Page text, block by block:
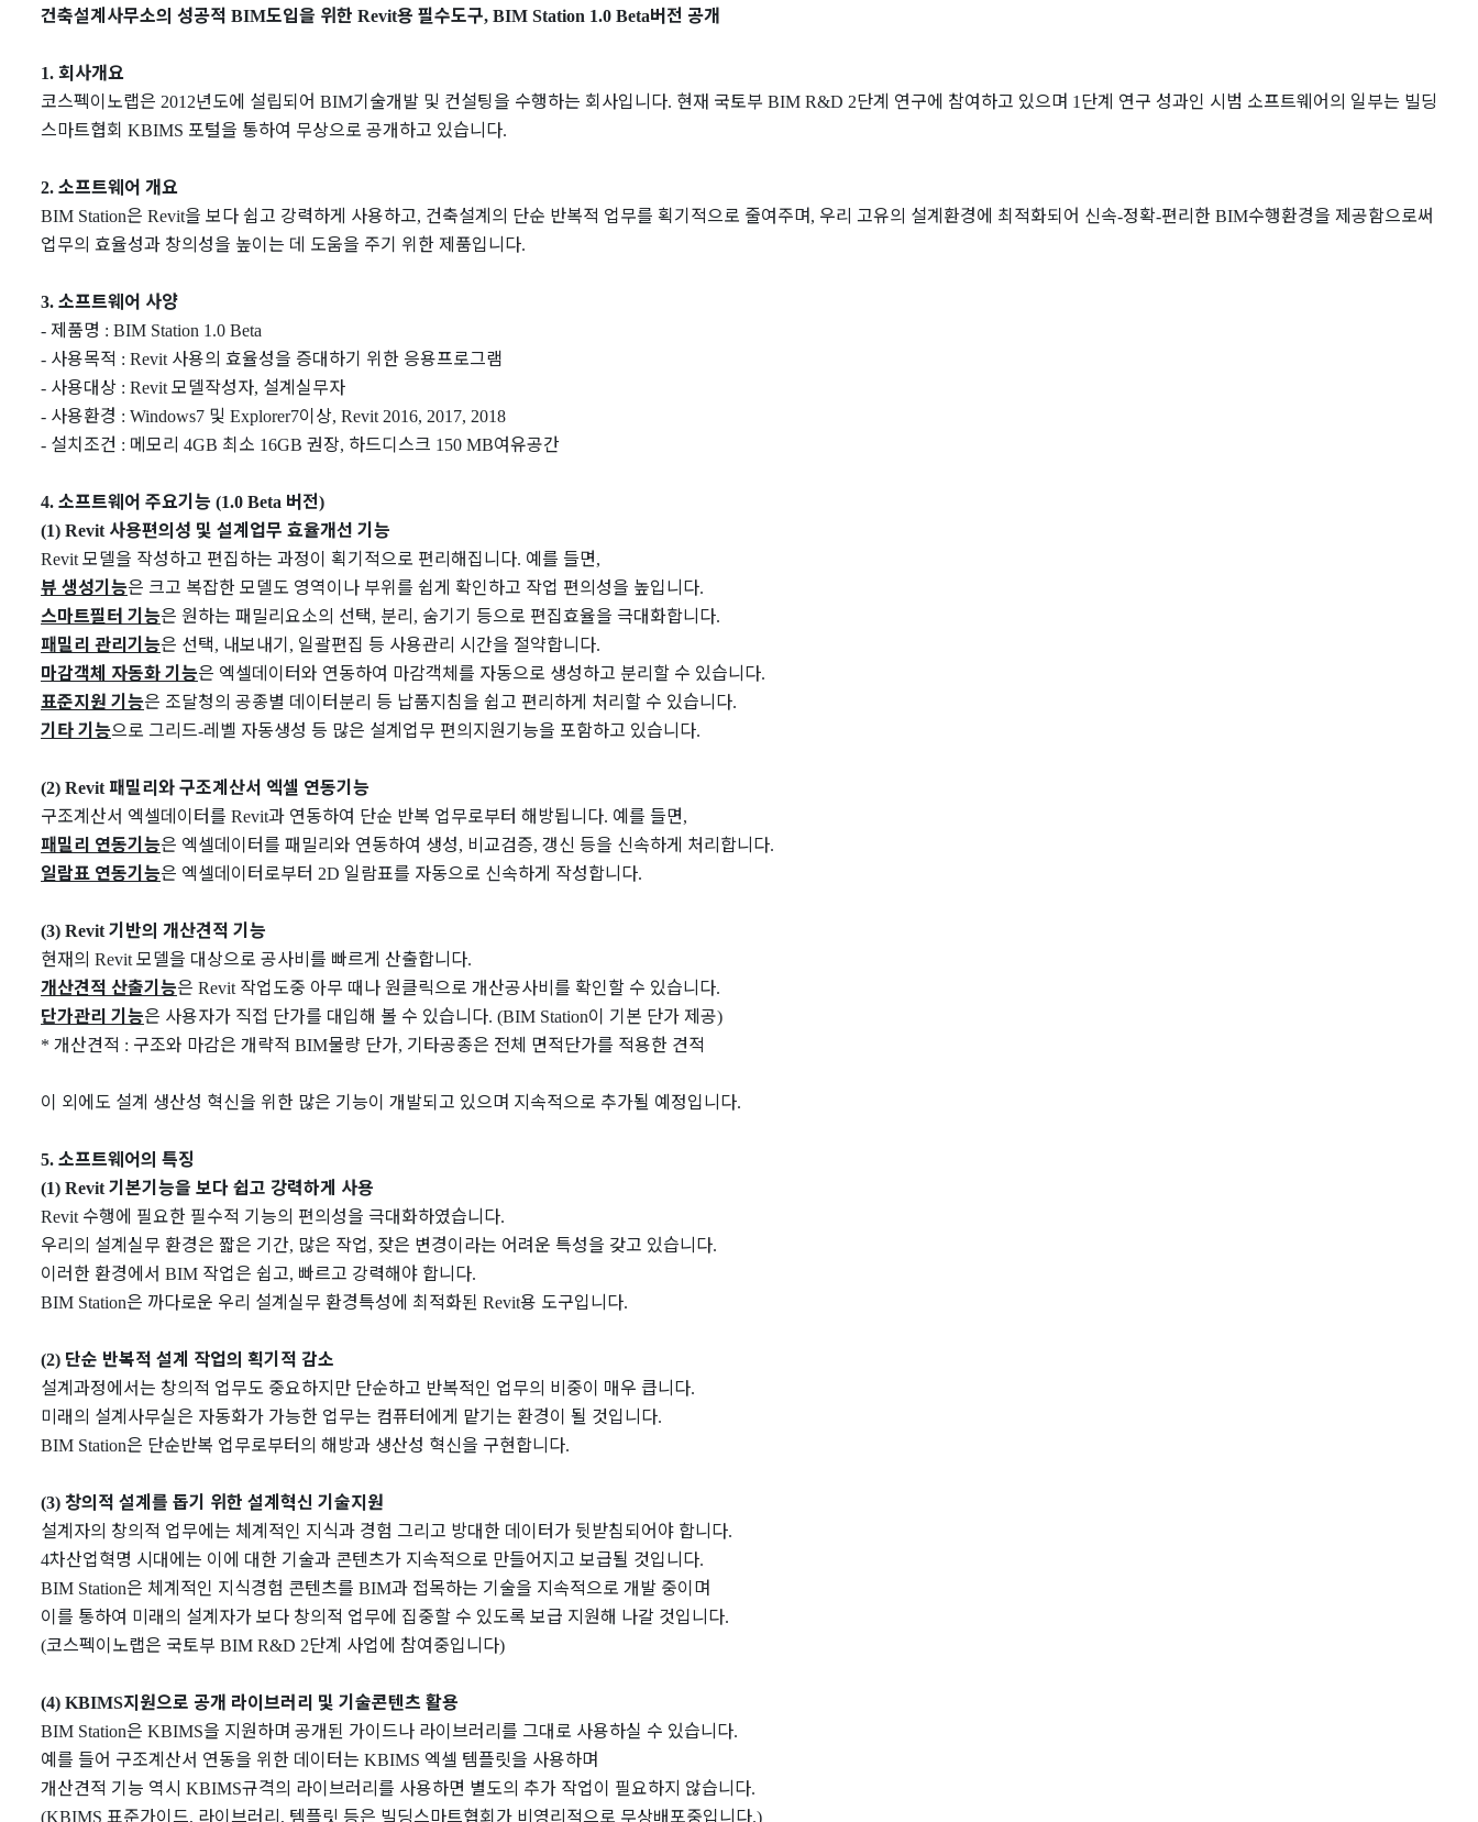
건축설계사무소의 성공적 BIM도입을 위한 Revit용 필수도구, BIM Station 1.0 Beta버전 공개
1. 회사개요
코스펙이노랩은 2012년도에 설립되어 BIM기술개발 및 컨설팅을 수행하는 회사입니다. 현재 국토부 BIM R&D 2단계 연구에 참여하고 있으며 1 단계 연구 성과인 시범 소프트웨어의 일부는 빌딩
스마트협회 KBIMS 포털을 통하여 무상으로 공개하고 있습니다.
2. 소프트웨어 개요
BIM Station은 Revit을 보다 쉽고 강력하게 사용하고, 건축설계의 단순 반복적 업무를 획기적으로 줄여주며, 우리 고유의 설계환경에 최적화되어 신속-정확-편리한 BIM수행환경을 제공함으로써
업무의 효율성과 창의성을 높이는 데 도움을 주기 위한 제품입니다.
3. 소프트웨어 사양
- 제품명 : BIM Station 1.0 Beta
- 사용목적 : Revit 사용의 효율성을 증대하기 위한 응용프로그램
- 사용대상 : Revit 모델작성자, 설계실무자
- 사용환경 : Windows7 및 Explorer7이상, Revit 2016, 2017, 2018
- 설치조건 : 메모리 4GB 최소 16GB 권장, 하드디스크 150 MB여유공간
4. 소프트웨어 주요기능 (1.0 Beta 버전)
(1) Revit 사용편의성 및 설계업무 효율개선 기능
Revit 모델을 작성하고 편집하는 과정이 획기적으로 편리해집니다. 예를 들면,
뷰 생성기능은 크고 복잡한 모델도 영역이나 부위를 쉽게 확인하고 작업 편의성을 높입니다.
스마트필터 기능은 원하는 패밀리요소의 선택, 분리, 숨기기 등으로 편집효율을 극대화합니다.
패밀리 관리기능은 선택, 내보내기, 일괄편집 등 사용관리 시간을 절약합니다.
마감객체 자동화 기능은 엑셀데이터와 연동하여 마감객체를 자동으로 생성하고 분리할 수 있습니다.
표준지원 기능은 조달청의 공종별 데이터분리 등 납품지침을 쉽고 편리하게 처리할 수 있습니다.
기타 기능으로 그리드-레벨 자동생성 등 많은 설계업무 편의지원기능을 포함하고 있습니다.
(2) Revit 패밀리와 구조계산서 엑셀 연동기능
구조계산서 엑셀데이터를 Revit과 연동하여 단순 반복 업무로부터 해방됩니다. 예를 들면,
패밀리 연동기능은 엑셀데이터를 패밀리와 연동하여 생성, 비교검증, 갱신 등을 신속하게 처리합니다.
일람표 연동기능은 엑셀데이터로부터 2D 일람표를 자동으로 신속하게 작성합니다.
(3) Revit 기반의 개산견적 기능
현재의 Revit 모델을 대상으로 공사비를 빠르게 산출합니다.
개산견적 산출기능은 Revit 작업도중 아무 때나 원클릭으로 개산공사비를 확인할 수 있습니다.
단가관리 기능은 사용자가 직접 단가를 대입해 볼 수 있습니다. (BIM Station이 기본 단가 제공)
* 개산견적 : 구조와 마감은 개략적 BIM물량 단가, 기타공종은 전체 면적단가를 적용한 견적
이 외에도 설계 생산성 혁신을 위한 많은 기능이 개발되고 있으며 지속적으로 추가될 예정입니다.
5. 소프트웨어의 특징
(1) Revit 기본기능을 보다 쉽고 강력하게 사용
Revit 수행에 필요한 필수적 기능의 편의성을 극대화하였습니다.
우리의 설계실무 환경은 짧은 기간, 많은 작업, 잦은 변경이라는 어려운 특성을 갖고 있습니다.
이러한 환경에서 BIM 작업은 쉽고, 빠르고 강력해야 합니다.
BIM Station은 까다로운 우리 설계실무 환경특성에 최적화된 Revit용 도구입니다.
(2) 단순 반복적 설계 작업의 획기적 감소
설계과정에서는 창의적 업무도 중요하지만 단순하고 반복적인 업무의 비중이 매우 큽니다.
미래의 설계사무실은 자동화가 가능한 업무는 컴퓨터에게 맡기는 환경이 될 것입니다.
BIM Station은 단순반복 업무로부터의 해방과 생산성 혁신을 구현합니다.
(3) 창의적 설계를 돕기 위한 설계혁신 기술지원
설계자의 창의적 업무에는 체계적인 지식과 경험 그리고 방대한 데이터가 뒷받침되어야 합니다.
4차산업혁명 시대에는 이에 대한 기술과 콘텐츠가 지속적으로 만들어지고 보급될 것입니다.
BIM Station은 체계적인 지식경험 콘텐츠를 BIM과 접목하는 기술을 지속적으로 개발 중이며
이를 통하여 미래의 설계자가 보다 창의적 업무에 집중할 수 있도록 보급 지원해 나갈 것입니다.
(코스펙이노랩은 국토부 BIM R&D 2단계 사업에 참여중입니다)
(4) KBIMS지원으로 공개 라이브러리 및 기술콘텐츠 활용
BIM Station은 KBIMS을 지원하며 공개된 가이드나 라이브러리를 그대로 사용하실 수 있습니다.
예를 들어 구조계산서 연동을 위한 데이터는 KBIMS 엑셀 템플릿을 사용하며
개산견적 기능 역시 KBIMS규격의 라이브러리를 사용하면 별도의 추가 작업이 필요하지 않습니다.
(KBIMS 표준가이드, 라이브러리, 템플릿 등은 빌딩스마트협회가 비영리적으로 무상배포중입니다.)